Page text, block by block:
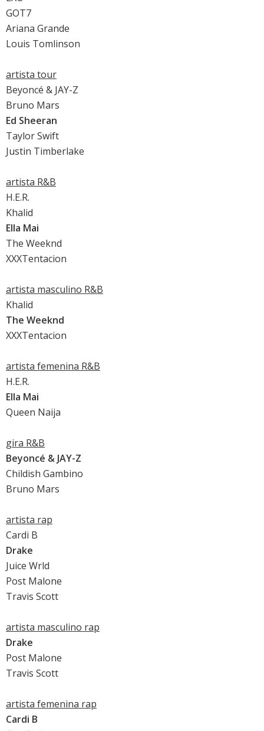
GOT7
Ariana Grande
Louis Tomlinson
artista tour
Beyoncé & JAY-Z
Bruno Mars
Ed Sheeran
Taylor Swift
Justin Timberlake
artista R&B
H.E.R.
Khalid
Ella Mai
The Weeknd
XXXTentacion
artista masculino R&B
Khalid
The Weeknd
XXXTentacion
artista femenina R&B
H.E.R.
Ella Mai
Queen Naija
gira R&B
Beyoncé & JAY-Z
Childish Gambino
Bruno Mars
artista rap
Cardi B
Drake
Juice Wrld
Post Malone
Travis Scott
artista masculino rap
Drake
Post Malone
Travis Scott
artista femenina rap
Cardi B